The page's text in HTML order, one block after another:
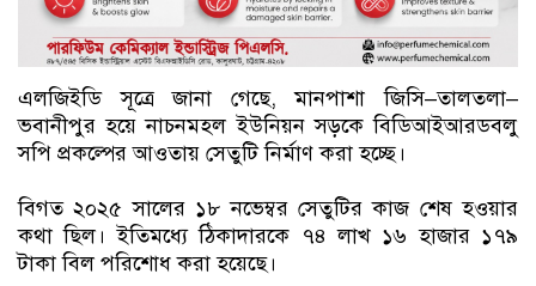
এলজিইডি সূত্রে জানা গেছে, মানপাশা জিসি–তালতলা–
ভবানীপুর হয়ে নাচনমহল ইউনিয়ন সড়কে বিডিআইআরডবলু
সপি প্রকল্পের আওতায় সেতুটি নির্মাণ করা হচ্ছে।
বিগত ২০২৫ সালের ১৮ নভেম্বর সেতুটির কাজ শেষ হওয়ার
কথা ছিল। ইতিমধ্যে ঠিকাদারকে ৭৪ লাখ ১৬ হাজার ১৭৯
টাকা বিল পরিশোধ করা হয়েছে।